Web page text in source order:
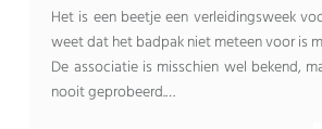
Het is een beetje een verleidingsweek
weet dat het badpak niet meteen voor is
De associatie is misschien wel bekend,
nooit geprobeerd.…